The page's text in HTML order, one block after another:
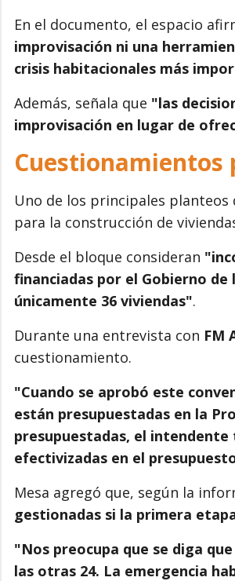
En el documento, el espacio
improvisación ni una
crisis habitacionales más
Además, señala que "las
improvisación en lugar de
Cuestionamientos
Uno de los principales
para la construcción de
Desde el bloque consideran
financiadas por el Gobierno
únicamente 36 viviendas".
Durante una entrevista con FM
cuestionamiento.
"Cuando se aprobó este
están presupuestadas en la
presupuestadas, el
efectivizadas en el
Mesa agregó que, según la
gestionadas si la primera
"Nos preocupa que se diga
las otras 24. La emergencia